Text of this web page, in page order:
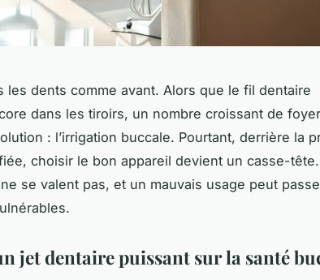
les dents comme avant. Alors que le fil dentaire
dans les tiroirs, un nombre croissant de
: l’irrigation buccale. Pourtant, derrière la
choisir le bon appareil devient un casse-
se valent pas, et un mauvais usage peut
jet dentaire puissant sur la santé